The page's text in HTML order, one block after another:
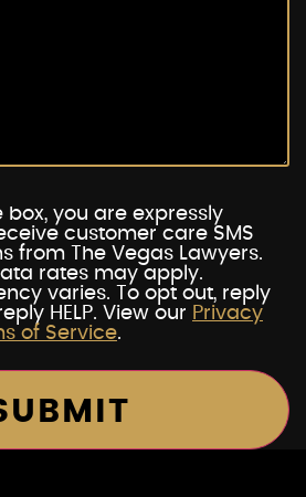
box, you are expressly
customer care SMS
from The Vegas Lawyers.
rates may apply.
varies. To opt out, reply
HELP. View our Privacy
of Service.